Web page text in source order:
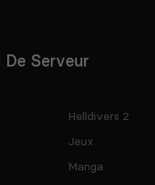
De Serveur
Helldivers 2
Jeux
Manga